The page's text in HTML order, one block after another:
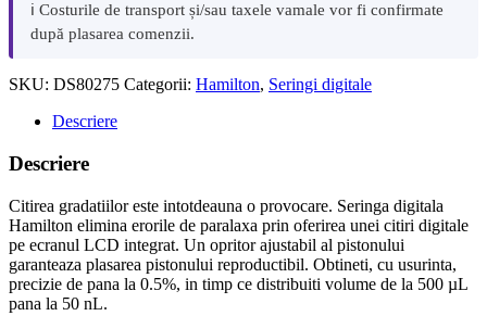
ℹ️ Costurile de transport și/sau taxele vamale vor fi confirmate
după plasarea comenzii.
SKU: DS80275 Categorii: Hamilton, Seringi digitale
Descriere
Descriere
Citirea gradatiilor este intotdeauna o provocare. Seringa digitala
Hamilton elimina erorile de paralaxa prin oferirea unei citiri digitale
pe ecranul LCD integrat. Un opritor ajustabil al pistonului
garanteaza plasarea pistonului reproductibil. Obtineti, cu usurinta,
precizie de pana la 0.5%, in timp ce distribuiti volume de la 500 µL
pana la 50 nL.